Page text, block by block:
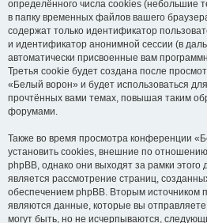
определённого числа cookies (небольшие
в папку временных файлов вашего
содержат только идентификатор
и идентификатор анонимной сессии (в
автоматически присвоенные вам
Третья cookie будет создана после
«Белый ворон» и будет использоваться
прочтённых вами темах, повышая таким
форумами.
Также во время просмотра конференции
установить cookies, внешние по
phpBB, однако они выходят за рамки этого
является рассмотрение страниц,
обеспечением phpBB. Вторым
являются данные, которые вы
могут быть, но не исчерпываются,